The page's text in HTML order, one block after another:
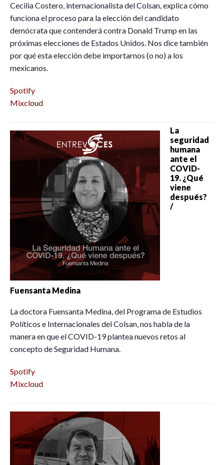
Cecilia Costero, internacionalista del Colsan, explica cómo
funciona el proceso para la elección del candidato
demócrata que contenderá contra Donald Trump en las
próximas elecciones de Estados Unidos. Nos dice también
por qué esta elección debe importarnos (o no) a los
mexicanos.
Spotify
Mixcloud
La
seguridad
humana
ante el
COVID-
19. ¿Qué
viene
después?
/
Fuensanta Medina
La doctora Fuensanta Medina, del Programa de Estudios
Políticos e Internacionales del Colsan, nos habla de la
manera en que el COVID-19 plantea nuevos retos al
concepto de Seguridad Humana.
Spotify
Mixcloud